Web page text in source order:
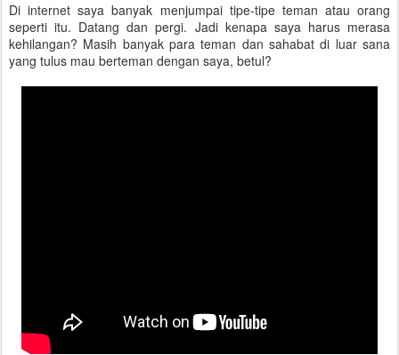
Di internet saya banyak menjumpai tipe-tipe teman atau orang
seperti itu. Datang dan pergi. Jadi kenapa saya harus merasa
kehilangan? Masih banyak para teman dan sahabat di luar sana
yang tulus mau berteman dengan saya, betul?